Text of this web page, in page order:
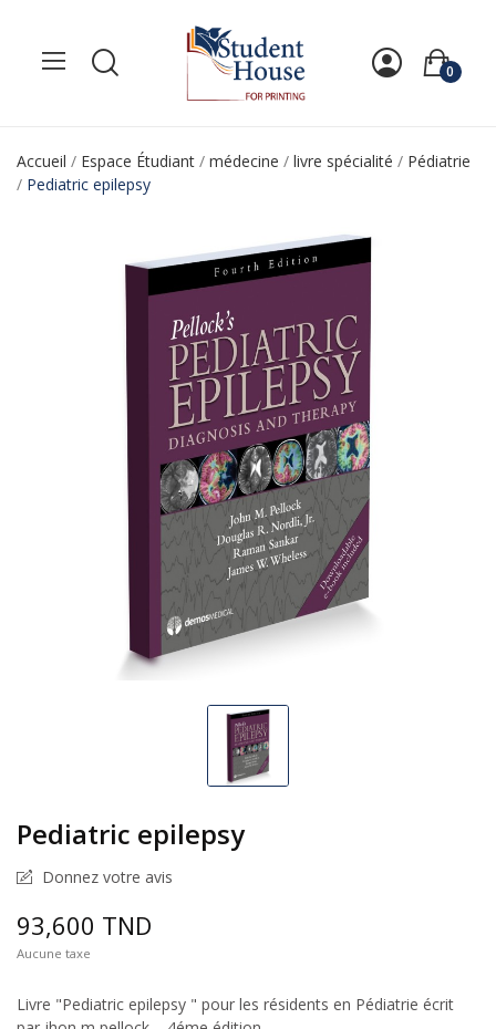
0
Accueil Espace Étudiant médecine livre spécialité
Pédiatrie
Pediatric epilepsy
Pediatric epilepsy
Donnez votre avis
93,600 TND
Aucune taxe
Livre "Pediatric epilepsy " pour les résidents en Pédiatrie écrit